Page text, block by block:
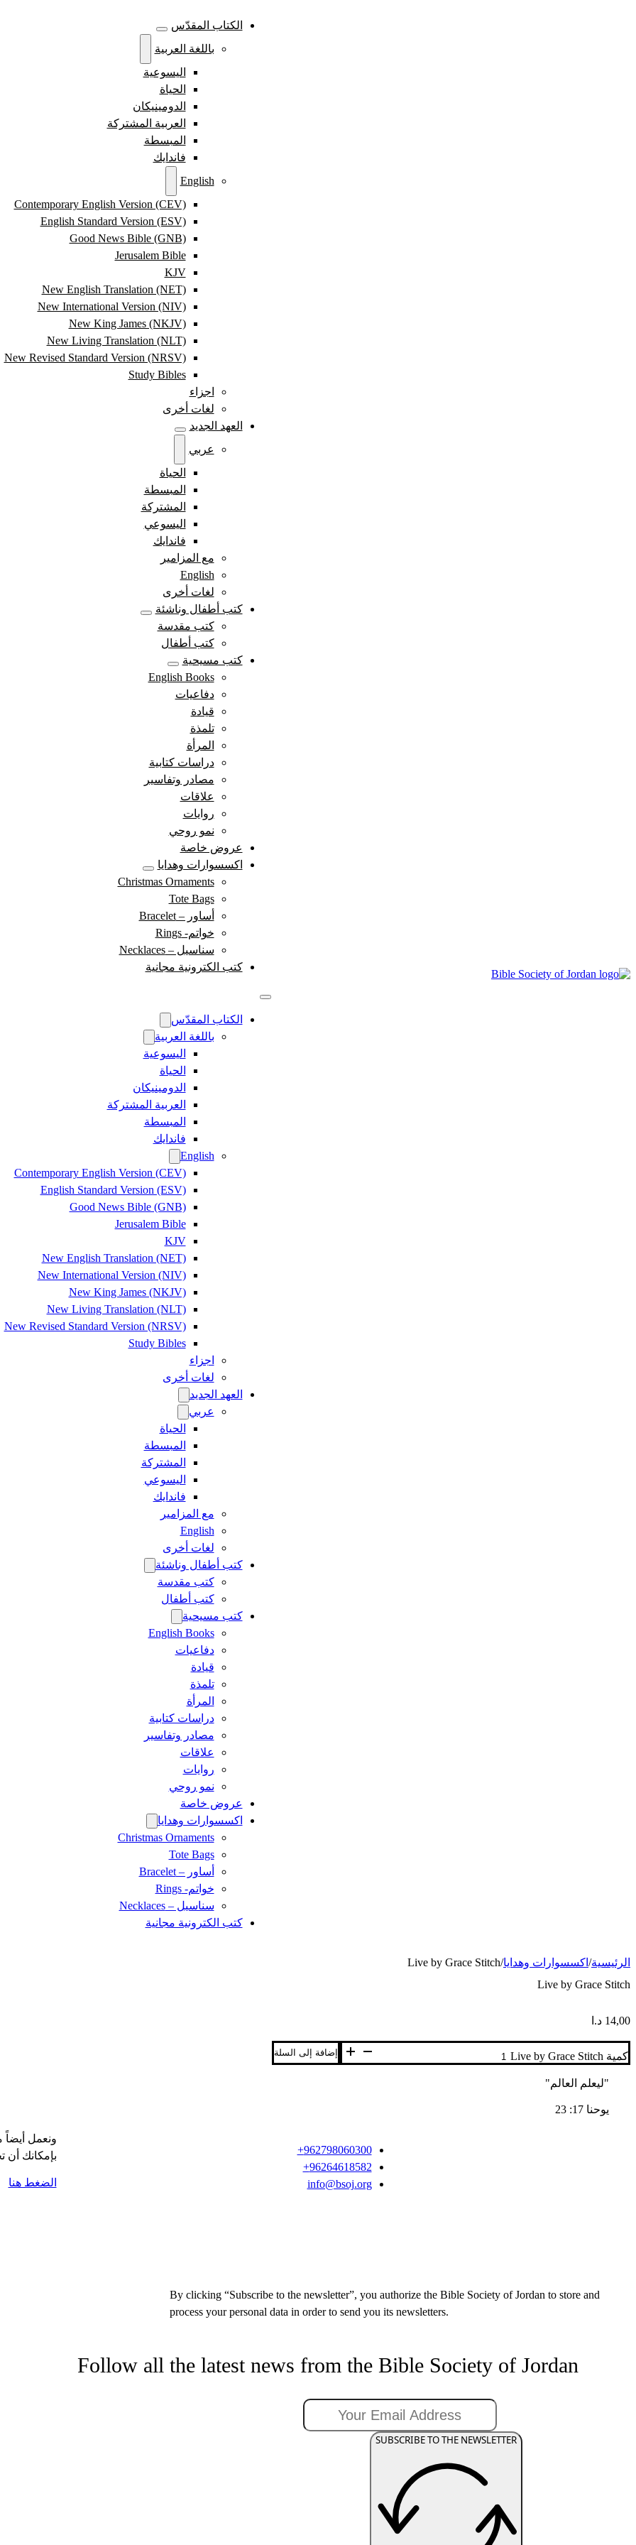
الكتاب المقدّس
باللغة العربية
اليسوعية
الحياة
الدومينيكان
العربية المشتركة
المبسطة
فاندايك
English
Contemporary English Version (CEV)
English Standard Version (ESV)
Good News Bible (GNB)
Jerusalem Bible
KJV
New English Translation (NET)
New International Version (NIV)
New King James (NKJV)
New Living Translation (NLT)
New Revised Standard Version (NRSV)
Study Bibles
اجزاء
لغات أخرى
العهد الجديد
عربي
الحياة
المبسطة
المشتركة
اليسوعي
فاندايك
مع المزامير
English
لغات أخرى
كتب أطفال وناشئة
كتب مقدسة
كتب أطفال
كتب مسيحية
English Books
دفاعيات
قيادة
تلمذة
المرأة
دراسات كتابية
مصادر وتفاسير
علاقات
روايات
نمو روحي
عروض خاصة
اكسسوارات وهدايا
Christmas Ornaments
Tote Bags
أساور – Bracelet
خواتم- Rings
سناسيل – Necklaces
كتب الكترونية مجانية
الكتاب المقدّس
باللغة العربية
اليسوعية
الحياة
الدومينيكان
العربية المشتركة
المبسطة
فاندايك
English
Contemporary English Version (CEV)
English Standard Version (ESV)
Good News Bible (GNB)
Jerusalem Bible
KJV
New English Translation (NET)
New International Version (NIV)
New King James (NKJV)
New Living Translation (NLT)
New Revised Standard Version (NRSV)
Study Bibles
اجزاء
لغات أخرى
العهد الجديد
عربي
الحياة
المبسطة
المشتركة
اليسوعي
فاندايك
مع المزامير
English
لغات أخرى
كتب أطفال وناشئة
كتب مقدسة
كتب أطفال
كتب مسيحية
English Books
دفاعيات
قيادة
تلمذة
المرأة
دراسات كتابية
مصادر وتفاسير
علاقات
روايات
نمو روحي
عروض خاصة
اكسسوارات وهدايا
Christmas Ornaments
Tote Bags
أساور – Bracelet
خواتم- Rings
سناسيل – Necklaces
كتب الكترونية مجانية
الرئيسية/ اكسسوارات وهدايا/
Live by Grace Stitch
Live by Grace Stitch
14,00 د.ا
كمية Live by Grace Stitch إضافة إلى السلة
"ليعلم العالم"
يوحنا 17: 23
962798060300+
96264618582+
info@bsoj.org
ونعمل
بإمكانك
الضغط هنا
By clicking “Subscribe to the newsletter”, you authorize the Bible Society of Jordan to store and
process your personal data in order to send you its newsletters.
Follow all the latest news from the Bible Society of Jordan
SUBSCRIBE TO THE NEWSLETTER